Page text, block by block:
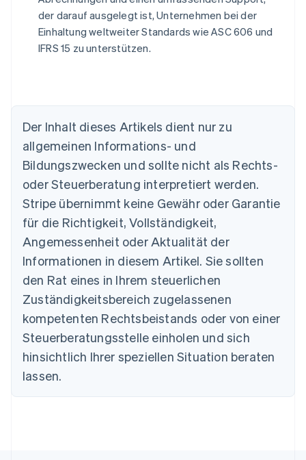
der darauf ausgelegt ist, Unternehmen bei der
Einhaltung weltweiter Standards wie ASC 606 und
IFRS 15 zu unterstützen.
Der Inhalt dieses Artikels dient nur zu
allgemeinen Informations- und
Bildungszwecken und sollte nicht als Rechts-
oder Steuerberatung interpretiert werden.
Stripe übernimmt keine Gewähr oder Garantie
für die Richtigkeit, Vollständigkeit,
Angemessenheit oder Aktualität der
Informationen in diesem Artikel. Sie sollten
den Rat eines in Ihrem steuerlichen
Zuständigkeitsbereich zugelassenen
kompetenten Rechtsbeistands oder von einer
Steuerberatungsstelle einholen und sich
hinsichtlich Ihrer speziellen Situation beraten
lassen.
Australien
English
Nederlands FrançaisDeutschEnglish
Brasilien
English
Bulgarien
English
Dänemark
Deutschland
DeutschEnglish
Estland
English
Festlandchina
简体中文
EnglishSvenska